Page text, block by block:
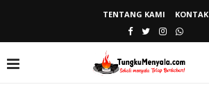
TENTANG KAMI KONTAK